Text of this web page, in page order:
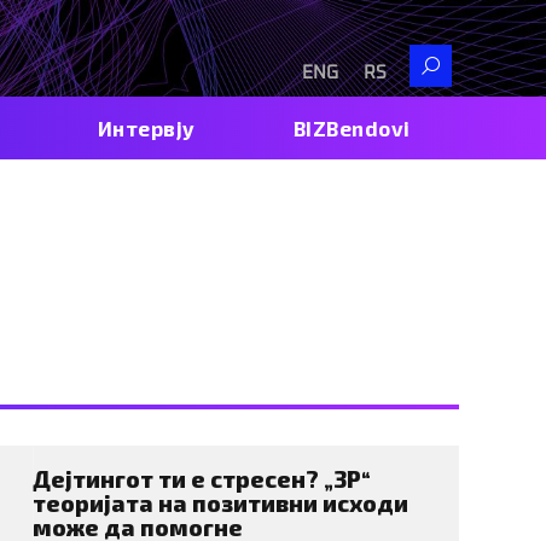
RS
ENG
Search
Интервју BIZBendovi
Дејтингот ти е стресен? „3P“
теоријата на позитивни исходи
може да помогне